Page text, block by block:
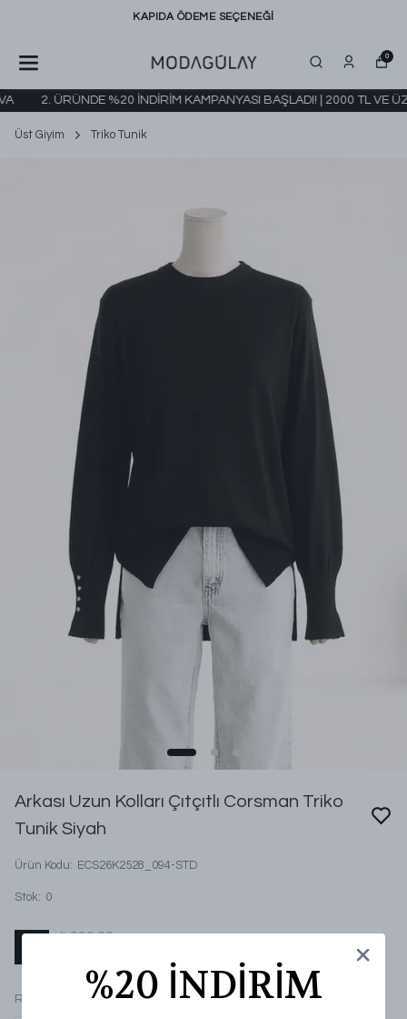
KAPIDA ÖDEME SEÇENEĞİ
0
2. ÜRÜNDE %20 İNDİRİM KAMPANYASI BAŞLADI! | 2000 TL VE
Üst Giyim Triko Tunik
Arkası Uzun Kolları Çıtçıtlı Corsman Triko
Tunik Siyah
Ürün Kodu: ECS26K2528_094-STD
Stok: 0
₺ 699.80
Renk %20 İNDİRİM